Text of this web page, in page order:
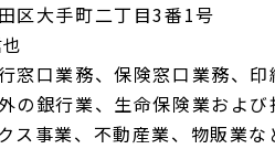
区大手町二丁目3番1号
窓口業務、保険窓口業務、
の銀行業、生命保険業およ
ス事業、不動産業、物販業な